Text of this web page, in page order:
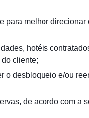
para melhor direcionar
hotéis
cliente;
o desbloqueio e/ou
de acordo com a